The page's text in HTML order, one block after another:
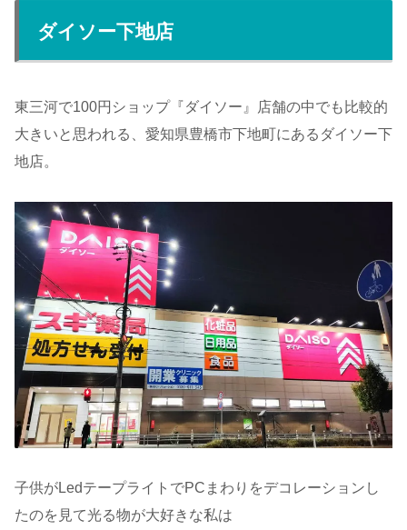
ダイソー下地店
東三河で100円ショップ『ダイソー』店舗の中でも比較的
大きいと思われる、愛知県豊橋市下地町にあるダイソー下
地店。
子供がLedテープライトでPCまわりをデコレーションし
たのを見て光る物が大好きな私は